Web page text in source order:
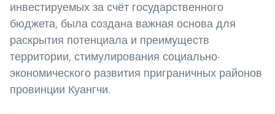
инвестируемых за счёт государственного
бюджета, была создана важная основа для
раскрытия потенциала и преимуществ
территории, стимулирования социально-
экономического развития приграничных районов
провинции Куангчи.